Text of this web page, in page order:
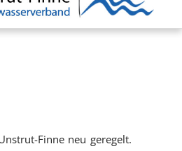
Finne neu geregelt.